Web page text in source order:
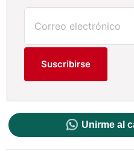
Suscribirse
Unirme al